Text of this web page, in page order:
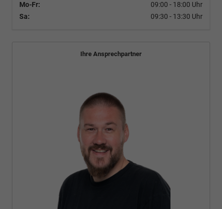
Mo-Fr:
09:00 - 18:00 Uhr
Sa:
09:30 - 13:30 Uhr
Ihre Ansprechpartner